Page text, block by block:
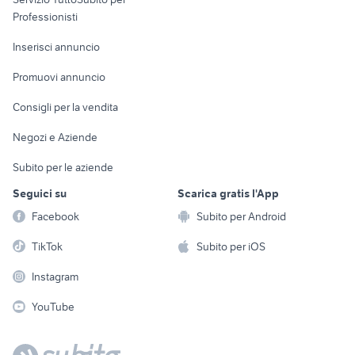
Informatica
Console e
Fotografia
Telefonia
Biciclette
Professionisti
Inserisci annuncio
Promuovi annuncio
Consigli per la vendita
Negozi e Aziende
Subito per le aziende
Seguici su
Facebook
TikTok
Instagram
YouTube
Scarica gratis l'App
Subito per Android
Subito per iOS